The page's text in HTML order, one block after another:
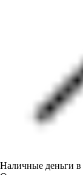
Наличные деньги в